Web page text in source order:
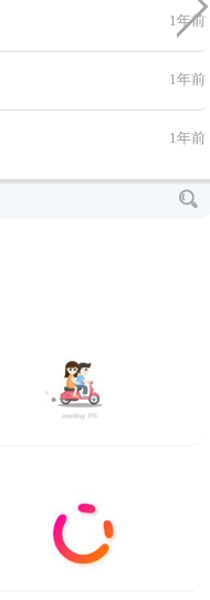
1年前
1年前
1年前